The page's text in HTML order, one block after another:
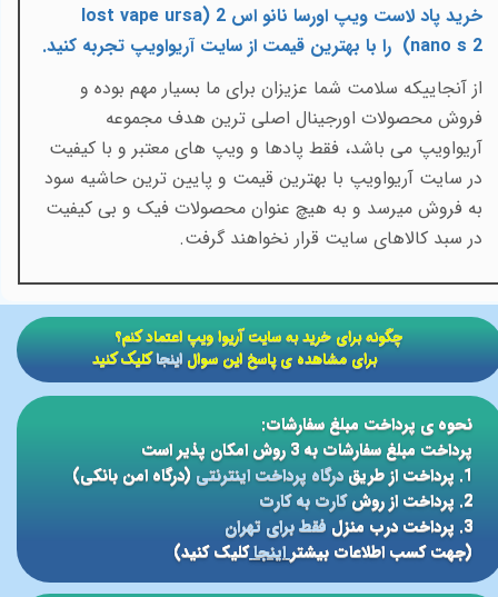
خرید پاد لاست ویپ اورسا نانو اس 2 (
lost vape ursa
nano s 2
) را با بهترین قیمت از سایت آریواویپ تجربه کنید.
از آنجاییکه سلامت شما عزیزان برای ما بسیار مهم بوده و
فروش محصولات اورجینال اصلی ترین هدف مجموعه
آریواویپ می باشد، فقط پادها و ویپ های معتبر و با کیفیت
در سایت آریواویپ با بهترین قیمت و پایین ترین حاشیه سود
به فروش میرسد و به هیچ عنوان محصولات فیک و بی کیفیت
در سبد کالاهای سایت قرار نخواهند گرفت.
نحوه ی پرداخت مبلغ سفارشات:
پرداخت مبلغ سفارشات به 3 روش امکان پذیر است
1. پرداخت از طریق
درگاه پرداخت اینترنتی(درگاه امن بانکی)
2. پرداخت از روش
کارت به کارت
3. پرداخت درب منزل
فقط برای تهران
(جهت کسب اطلاعات بیشتر اینجاکلیک کنید)
​​چگونه برای خرید به سایت آریوا ویپ اعتماد کنم؟
برای مشاهده ی پاسخ این سوالاینجاکلیک کنید